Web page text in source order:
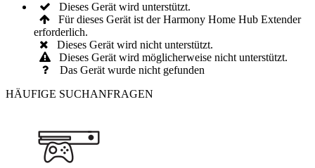
Dieses Gerät wird unterstützt.
Für dieses Gerät ist der Harmony Home Hub Extender
erforderlich.
Dieses Gerät wird nicht unterstützt.
Dieses Gerät wird möglicherweise nicht unterstützt.
Das Gerät wurde nicht gefunden
HÄUFIGE SUCHANFRAGEN